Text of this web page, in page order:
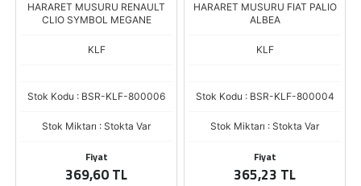
HARARET MUSURU RENAULT
CLIO SYMBOL MEGANE
KLF
Stok Kodu : BSR-KLF-800006
Stok Miktarı : Stokta Var
Fiyat
369,60 TL
HARARET MUSURU FIAT PALIO
ALBEA
KLF
Stok Kodu : BSR-KLF-800004
Stok Miktarı : Stokta Var
Fiyat
365,23 TL